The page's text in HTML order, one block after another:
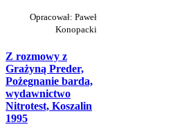
Opracował: Paweł
Konopacki
Z rozmowy z
Grażyną Preder,
Pożegnanie barda,
wydawnictwo
Nitrotest, Koszalin
1995